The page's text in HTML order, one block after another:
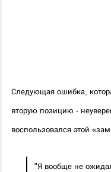
Следующая ошибка,
вторую позицию -
воспользовался этой
"Я вообще не